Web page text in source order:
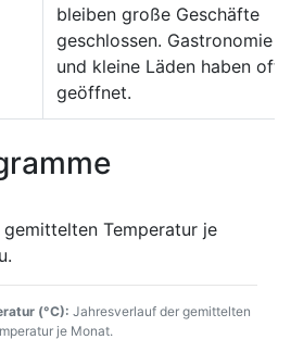
bleiben große Geschäfte
geschlossen. Gastronomie
und kleine Läden haben oft
geöffnet.
(°C): Jahresverlauf der gemittelten
je Monat.